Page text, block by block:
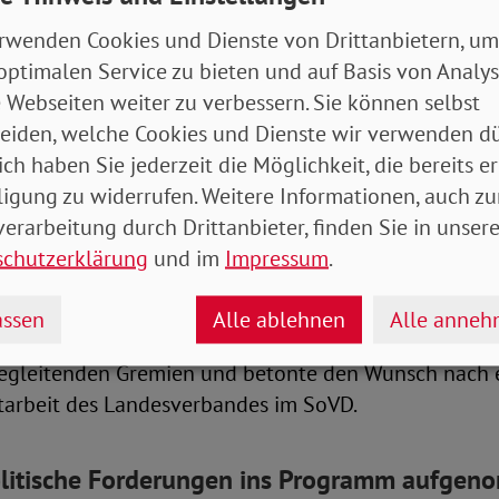
Fragestellungen. Die Delegierten
auf Parität als Arbeitsauftrag zu und
wie die Vertretungsregelung der
Thema „Digitalisierung“ trafen im Plenum auf
Beitragsanpassung ab dem 1. Januar 2024 fand
Verselbstständigung des Landesverbandes
11 mit Nein. Verantwortung und Haftung
Landesverband, das Weisungsrecht wird zum
Der Landesvorsitzende Klaus Wicher dankte
Gremien und betonte den Wunsch nach
des Landesverbandes im SoVD.
Forderungen ins Programm
Cookies und Dienste von Drittanbietern,
Service zu bieten und auf Basis von
Webseiten weiter zu verbessern. Sie können selbst
welche Cookies und Dienste wir verwenden
haben Sie jederzeit die Möglichkeit, die bereits
zu widerrufen. Weitere Informationen, auch
durch Drittanbieter, finden Sie in
und im Impressum.
Alle ablehnen Alle